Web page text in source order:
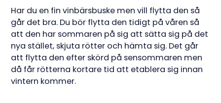
Har du en fin vinbärsbuske men vill flytta den så
går det bra. Du bör flytta den tidigt på våren så
att den har sommaren på sig att sätta sig på det
nya stället, skjuta rötter och hämta sig. Det går
att flytta den efter skörd på sensommaren men
då får rötterna kortare tid att etablera sig innan
vintern kommer.